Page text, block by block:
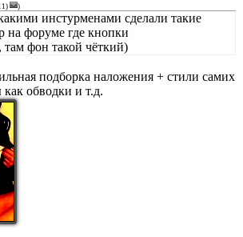
)
инстурменами сделали такие
на форуме где кнопки
фон такой чёткий)
подборка наложения + стили самих
обводки и т.д.